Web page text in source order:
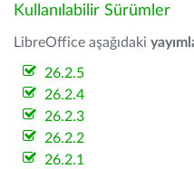
Kullanılabilir Sürümler
LibreOffice aşağıdaki
26.2.5
26.2.4
26.2.3
26.2.2
26.2.1